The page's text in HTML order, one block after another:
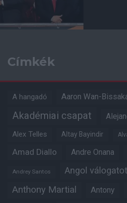
Címkék
A hangadó Aaron Wan-
Akadémiai csapat
Alex Telles Altay Bayindir
Amad Diallo Andre Onana
Andrey Santos Angol
Anthony Martial Antony